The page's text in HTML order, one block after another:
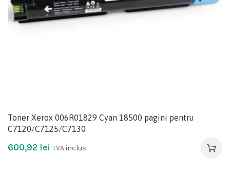
Toner Xerox 006R01829 Cyan 18500 pagini pentru
C7120/C7125/C7130
600,92 lei TVA inclus